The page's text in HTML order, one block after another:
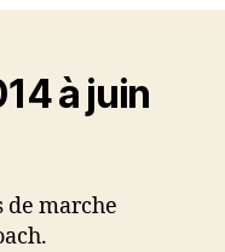
à juin
de marche